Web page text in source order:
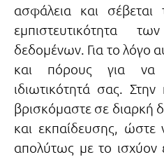
ασφάλεια και
εμπιστευτικότητα
δεδομένων. Για το λόγο
και πόρους για να
ιδιωτικότητά σας.
βρισκόμαστε σε διαρκή
και εκπαίδευσης,
απολύτως με το ισχύον